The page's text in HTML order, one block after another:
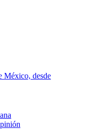
México, desde